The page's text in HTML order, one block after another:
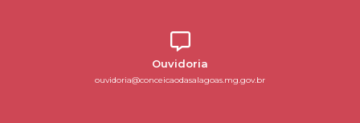
Ouvidoria
ouvidoria@conceicaodasalagoas.mg.gov.br